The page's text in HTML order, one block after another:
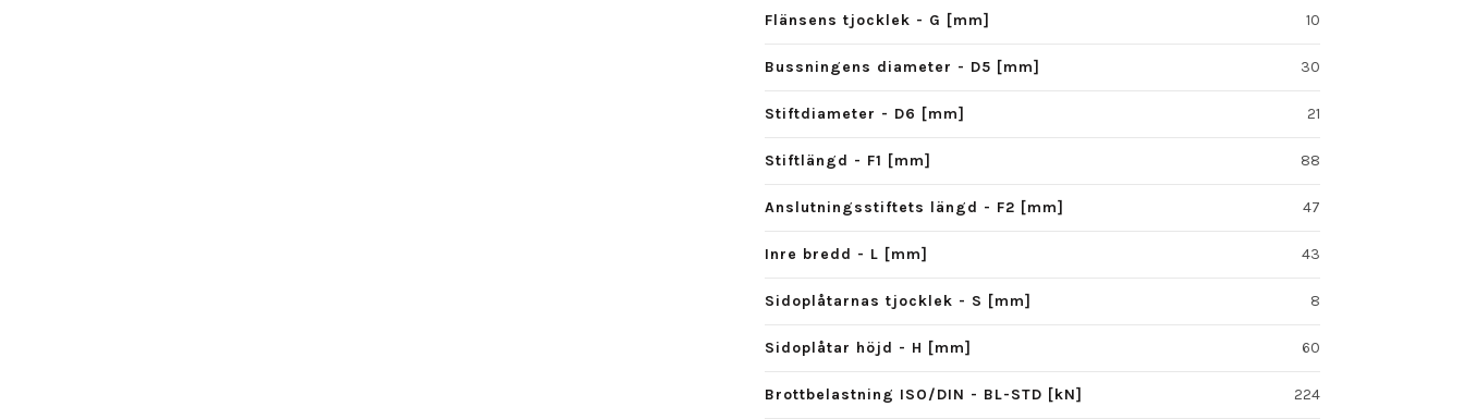
Flänsens tjocklek - G [mm] 10
Bussningens diameter - D5 [mm] 30
Stiftdiameter - D6 [mm] 21
Stiftlängd - F1 [mm] 88
Anslutningsstiftets längd - F2 [mm] 47
Inre bredd - L [mm] 43
Sidoplåtarnas tjocklek - S [mm] 8
Sidoplåtar höjd - H [mm] 60
Brottbelastning ISO/DIN - BL-STD [kN] 224